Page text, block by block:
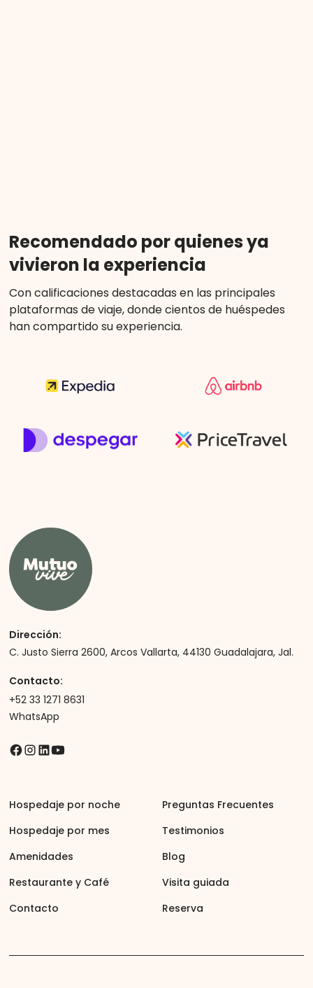
Recomendado por quienes ya
vivieron la experiencia
Con calificaciones destacadas en las principales
plataformas de viaje, donde cientos de huéspedes
han compartido su experiencia.
Dirección:
C. Justo Sierra 2600, Arcos Vallarta, 44130 Guadalajara, Jal.
Contacto:
+52 33 1271 8631
WhatsApp
Hospedaje por noche
Hospedaje por mes
Amenidades
Restaurante y Café
Contacto
Preguntas Frecuentes
Testimonios
Blog
Visita guiada
Reserva